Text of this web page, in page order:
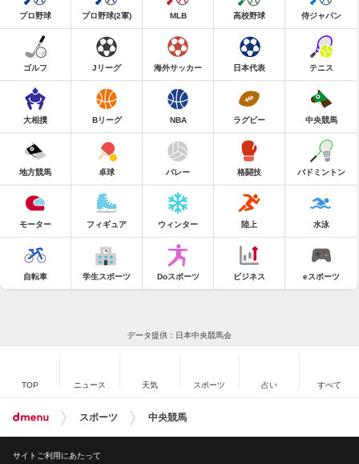
プロ野球 プロ野球(2軍) MLB 高校野球 侍ジャパン
ゴルフ Jリーグ 海外サッカー 日本代表 テニス
大相撲 Bリーグ NBA ラグビー 中央競馬
地方競馬 卓球 バレー 格闘技 バドミントン
モーター フィギュア ウィンター 陸上 水泳
自転車 学生スポーツ Doスポーツ ビジネス eスポーツ
データ提供：日本中央競馬会
TOP ニュース 天気 スポーツ 占い すべて
スポーツ 中央競馬
サイトご利用にあたって